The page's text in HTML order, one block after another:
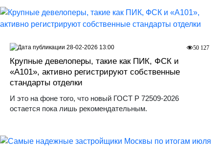
Крупные девелоперы, такие как ПИК, ФСК и
«А101», активно регистрируют собственные
стандарты отделки
И это на фоне того, что новый ГОСТ Р 72509-2026
остается пока лишь рекомендательным.
50 127
28-02-2026 13:00